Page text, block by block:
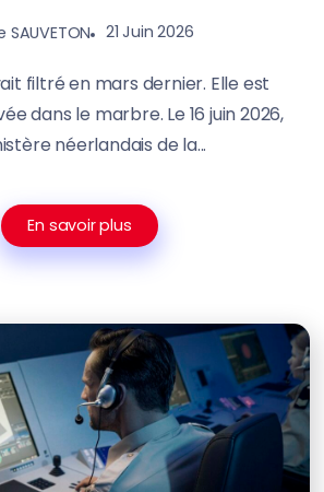
SAUVETON 21 Juin 2026
filtré en mars dernier. Elle est
dans le marbre. Le 16 juin 2026,
néerlandais de la...
En savoir plus